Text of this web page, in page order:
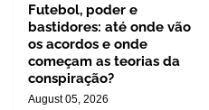
Futebol, poder e
bastidores: até onde vão
os acordos e onde
começam as teorias da
conspiração?
August 05, 2026